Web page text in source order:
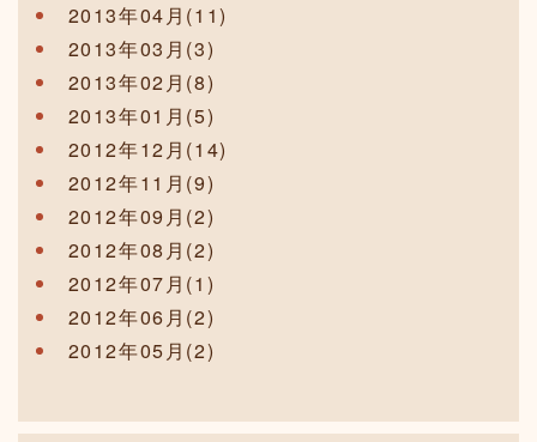
2013年04月(11)
2013年03月(3)
2013年02月(8)
2013年01月(5)
2012年12月(14)
2012年11月(9)
2012年09月(2)
2012年08月(2)
2012年07月(1)
2012年06月(2)
2012年05月(2)